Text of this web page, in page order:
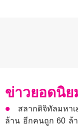
ข่าวยอดนิ
สลากดิจิทัลมหา
ล้าน อีกคนถูก 60 ล้